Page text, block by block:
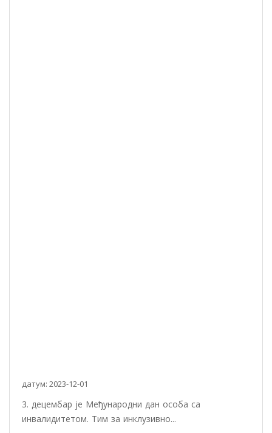
датум: 2023-12-01
3. децембар је Међународни дан особа са
инвалидитетом. Тим за инклузивно...